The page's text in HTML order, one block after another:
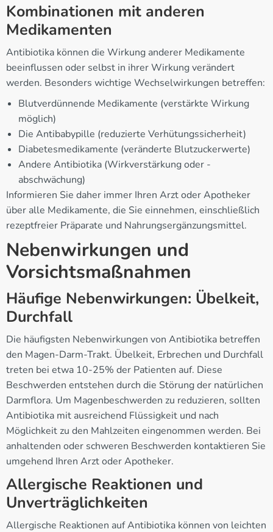
Kombinationen mit anderen
Medikamenten
Antibiotika können die Wirkung anderer Medikamente
beeinflussen oder selbst in ihrer Wirkung verändert
werden. Besonders wichtige Wechselwirkungen betreffen:
Blutverdünnende Medikamente (verstärkte Wirkung
möglich)
Die Antibabypille (reduzierte Verhütungssicherheit)
Diabetesmedikamente (veränderte Blutzuckerwerte)
Andere Antibiotika (Wirkverstärkung oder -
abschwächung)
Informieren Sie daher immer Ihren Arzt oder Apotheker
über alle Medikamente, die Sie einnehmen, einschließlich
rezeptfreier Präparate und Nahrungsergänzungsmittel.
Nebenwirkungen und
Vorsichtsmaßnahmen
Häufige Nebenwirkungen: Übelkeit,
Durchfall
Die häufigsten Nebenwirkungen von Antibiotika betreffen
den Magen-Darm-Trakt. Übelkeit, Erbrechen und Durchfall
treten bei etwa 10-25% der Patienten auf. Diese
Beschwerden entstehen durch die Störung der natürlichen
Darmflora. Um Magenbeschwerden zu reduzieren, sollten
Antibiotika mit ausreichend Flüssigkeit und nach
Möglichkeit zu den Mahlzeiten eingenommen werden. Bei
anhaltenden oder schweren Beschwerden kontaktieren Sie
umgehend Ihren Arzt oder Apotheker.
Allergische Reaktionen und
Unverträglichkeiten
Allergische Reaktionen auf Antibiotika können von leichten